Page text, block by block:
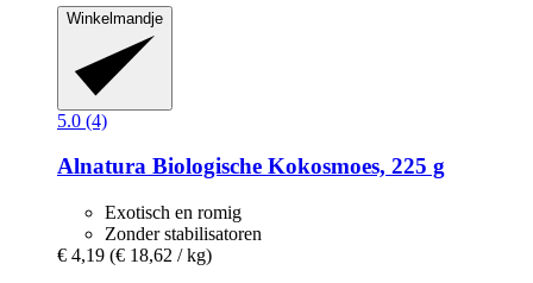
Winkelmandje
5.0 (4)
Alnatura Biologische Kokosmoes, 225 g
Exotisch en romig
Zonder stabilisatoren
€ 4,19 (€ 18,62 / kg)